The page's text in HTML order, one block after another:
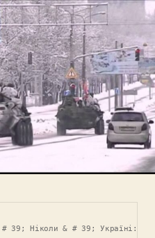
39; Ніколи & # 39; Україні: